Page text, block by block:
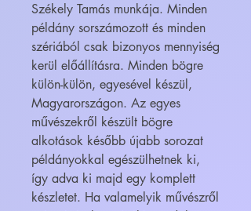
Székely Tamás munkája. Minden
példány sorszámozott és minden
szériából csak bizonyos mennyiség
kerül előállításra. Minden bögre
külön-külön, egyesével készül,
Magyarországon. Az egyes
művészekről készült bögre
alkotások később újabb sorozat
példányokkal egészülhetnek ki,
így adva ki majd egy komplett
készletet. Ha valamelyik művészről